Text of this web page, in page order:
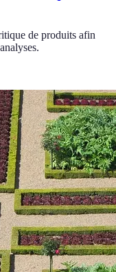
de produits afin